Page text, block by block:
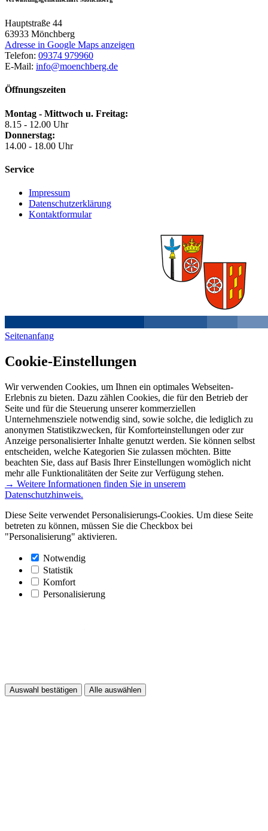
Hauptstraße 44
63933 Mönchberg
Adresse in Google Maps anzeigen
Telefon: 09374 979960
E-Mail: info@moenchberg.de
Öffnungszeiten
Montag - Mittwoch u. Freitag:
8.15 - 12.00 Uhr
Donnerstag:
14.00 - 18.00 Uhr
Service
Impressum
Datenschutzerklärung
Kontaktformular
Seitenanfang
Cookie-Einstellungen
Wir verwenden Cookies, um Ihnen ein optimales Webseiten-
Erlebnis zu bieten. Dazu zählen Cookies, die für den Betrieb der
Seite und für die Steuerung unserer kommerziellen
Unternehmensziele notwendig sind, sowie solche, die lediglich zu
anonymen Statistikzwecken, für Komforteinstellungen oder zur
Anzeige personalisierter Inhalte genutzt werden. Sie können selbst
entscheiden, welche Kategorien Sie zulassen möchten. Bitte
beachten Sie, dass auf Basis Ihrer Einstellungen womöglich nicht
mehr alle Funktionalitäten der Seite zur Verfügung stehen.
→ Weitere Informationen finden Sie in unserem
Datenschutzhinweis.
Diese Seite verwendet Personalisierungs-Cookies. Um diese Seite
betreten zu können, müssen Sie die Checkbox bei
"Personalisierung" aktivieren.
Notwendig
Statistik
Komfort
Personalisierung
Auswahl bestätigen Alle auswählen